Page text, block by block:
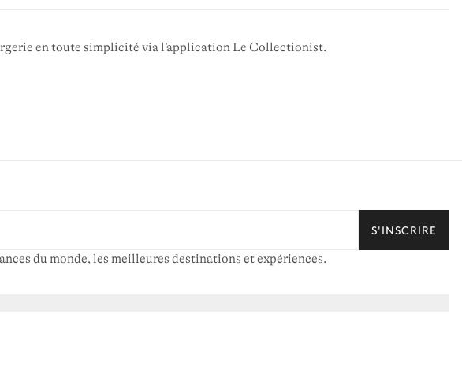
en toute simplicité via l’application Le Collectionist.
S'INSCRIRE
du monde, les meilleures destinations et expériences.